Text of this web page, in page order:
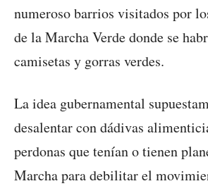
numeroso barrios visitados por
de la Marcha Verde donde se
camisetas y gorras verdes.
La idea gubernamental
desalentar con dádivas
perdonas que tenían o tienen
Marcha para debilitar el